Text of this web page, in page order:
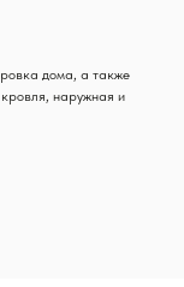
дома, а также
наружная и